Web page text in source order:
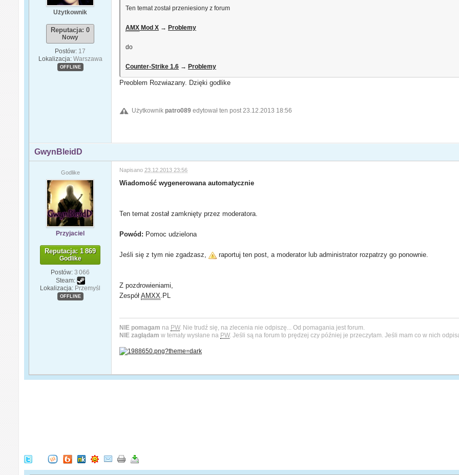
Użytkownik
Reputacja: 0
Nowy
Postów: 17
Lokalizacja: Warszawa
OFFLINE
Ten temat został przeniesiony z forum
AMX Mod X → Problemy
do
Counter-Strike 1.6 → Problemy
Preoblem Rozwiazany. Dzięki godlike
Użytkownikpatro089 edytował ten post 23.12.2013 18:56
GwynBleidD
Godlike
Przyjaciel
Reputacja: 1 869
Godlike
Postów: 3 066
Steam:
Lokalizacja: Przemyśl
OFFLINE
Napisano23.12.2013 23:56
Wiadomość wygenerowana automatycznie
Ten temat został zamknięty przez moderatora.
Powód: Pomoc udzielona
Jeśli się z tym nie zgadzasz, raportuj ten post, a moderator lub administrator rozpatrzy go ponownie.
Z pozdrowieniami,
ZespółAMXX.PL
NIE pomagam na PW. Nie trudź się, na zlecenia nie odpiszę... Od pomagania jest forum.
NIE zaglądam w tematy wysłane na PW. Jeśli są na forum to prędzej czy później je przeczytam. Jeśli mam co w nich